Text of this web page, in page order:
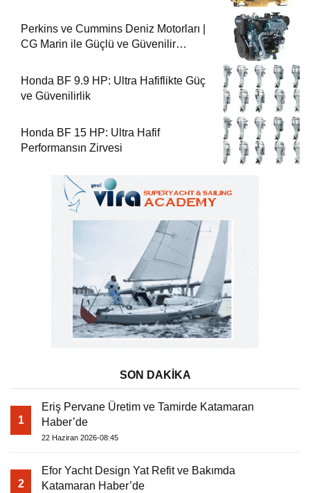
Perkins ve Cummins Deniz Motorları |
CG Marin ile Güçlü ve Güvenilir
Honda BF 9.9 HP: Ultra Hafiflikte Güç
ve Güvenilirlik
Honda BF 15 HP: Ultra Hafif
Performansın Zirvesi
SON DAKİKA
1
Eriş Pervane Üretim ve Tamirde Katamaran
Haber’de
22 Haziran 2026-08:45
2
Efor Yacht Design Yat Refit ve Bakımda
Katamaran Haber’de